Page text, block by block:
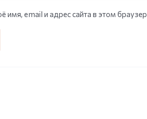
имя, email и адрес сайта в этом